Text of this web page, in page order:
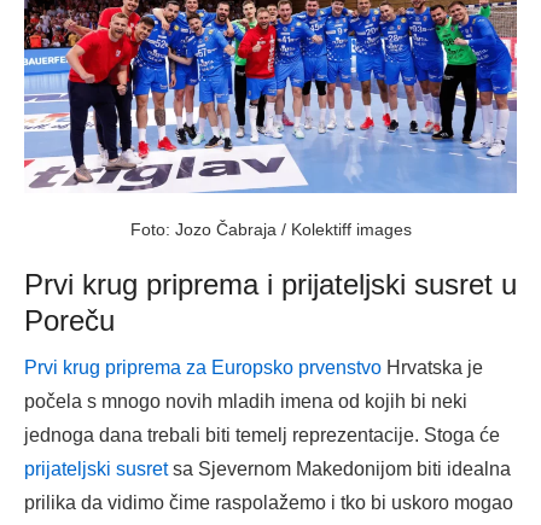
Foto: Jozo Čabraja / Kolektiff images
Prvi krug priprema i prijateljski susret u
Poreču
Prvi krug priprema za Europsko prvenstvo Hrvatska je
počela s mnogo novih mladih imena od kojih bi neki
jednoga dana trebali biti temelj reprezentacije. Stoga će
prijateljski susretsa Sjevernom Makedonijom biti idealna
prilika da vidimo čime raspolažemo i tko bi uskoro mogao